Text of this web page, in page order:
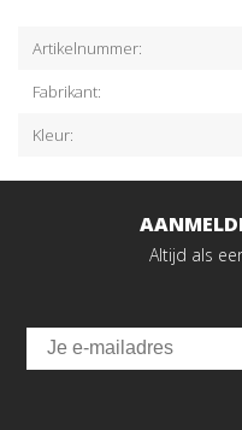
Artikelnummer:
Fabrikant:
Kleur:
Altijd als
Email